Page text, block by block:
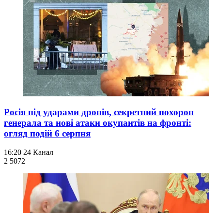
Росія під ударами дронів, секретний похорон
генерала та нові атаки окупантів на фронті:
огляд подій 6 серпня
16:20 24 Канал
2 5072